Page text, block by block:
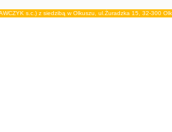
s.c.) z siedzibą w Olkuszu, ul.Żuradzka 15, 32-300